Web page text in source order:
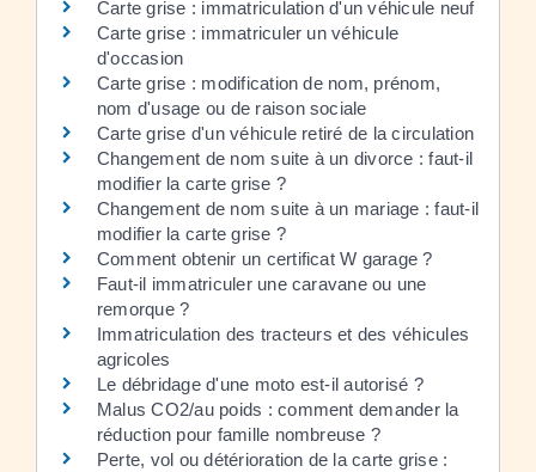
Carte grise : immatriculation d'un véhicule neuf
Carte grise : immatriculer un véhicule
d'occasion
Carte grise : modification de nom, prénom,
nom d'usage ou de raison sociale
Carte grise d'un véhicule retiré de la circulation
Changement de nom suite à un divorce : faut-il
modifier la carte grise ?
Changement de nom suite à un mariage : faut-il
modifier la carte grise ?
Comment obtenir un certificat W garage ?
Faut-il immatriculer une caravane ou une
remorque ?
Immatriculation des tracteurs et des véhicules
agricoles
Le débridage d'une moto est-il autorisé ?
Malus CO2/au poids : comment demander la
réduction pour famille nombreuse ?
Perte, vol ou détérioration de la carte grise :